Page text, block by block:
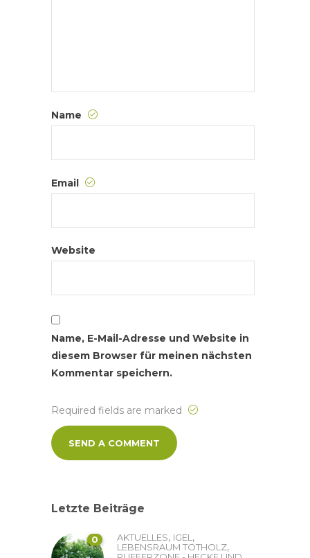
Name
Email
Website
Name, E-Mail-Adresse und Website in
diesem Browser für meinen nächsten
Kommentar speichern.
Required fields are marked
Letzte Beiträge
0 AKTUELLES, IGEL ,
LEBENSRAUM TOTHOLZ,